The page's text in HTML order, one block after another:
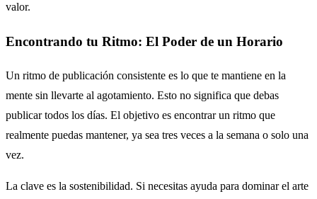
valor.
Encontrando tu Ritmo: El Poder de un Horario
Un ritmo de publicación consistente es lo que te mantiene en la
mente sin llevarte al agotamiento. Esto no significa que debas
publicar todos los días. El objetivo es encontrar un ritmo que
realmente puedas mantener, ya sea tres veces a la semana o solo una
vez.
La clave es la sostenibilidad. Si necesitas ayuda para dominar el arte